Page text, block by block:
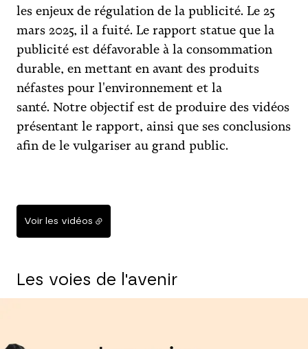
les enjeux de régulation de la publicité. Le 25
mars 2025, il a fuité. Le rapport statue que la
publicité est défavorable à la consommation
durable, en mettant en avant des produits
néfastes pour l'environnement et la
santé. Notre objectif est de produire des vidéos
présentant le rapport, ainsi que ses conclusions
afin de le vulgariser au grand public.
Voir les vidéos
Les voies de l'avenir